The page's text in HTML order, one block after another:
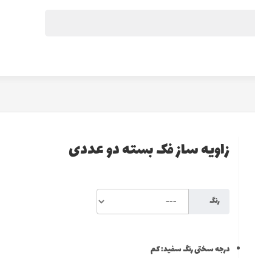
زاویه ساز فک بسته دو عددی
رنگ
درجه سختی رنگ سفید: کم